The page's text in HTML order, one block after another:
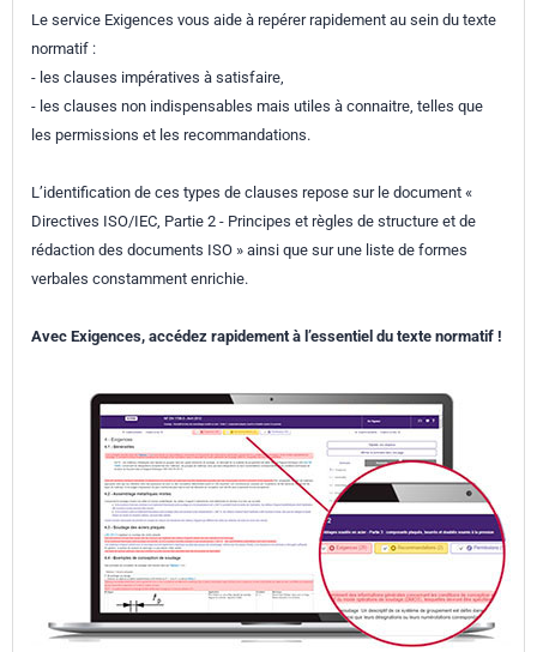
Le service Exigences vous aide à repérer rapidement au sein du texte
normatif :
- les clauses impératives à satisfaire,
- les clauses non indispensables mais utiles à connaitre, telles que
les permissions et les recommandations.
L’identification de ces types de clauses repose sur le document «
Directives ISO/IEC, Partie 2 - Principes et règles de structure et de
rédaction des documents ISO » ainsi que sur une liste de formes
verbales constamment enrichie.
Avec Exigences, accédez rapidement à l’essentiel du texte normatif !